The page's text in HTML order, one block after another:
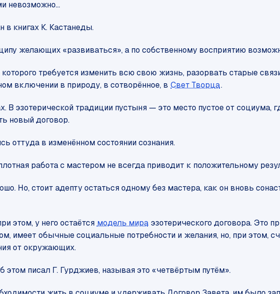
невозможно…
в книгах К. Кастанеды.
желающих «развиваться», а по собственному восприятию
требуется изменить всю свою жизнь, разорвать старые
включении в природу, в сотворённое, в Свет Творца.
эзотерической традиции пустыня — это место пустое от социума,
новый договор.
оттуда в изменённом состоянии сознания.
работа с мастером не всегда приводит к положительному
Но, стоит адепту остаться одному без мастера, как он вновь
этом, у него остаётся модель мира эзотерического договора. Это
имеет обычные социальные потребности и желания, но, при этом,
от окружающих.
писал Г. Гурджиев, называя это «четвёртым путём».